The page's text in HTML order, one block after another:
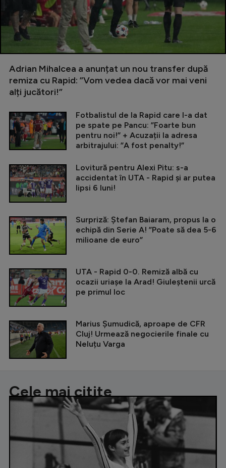
Adrian Mihalcea a anunțat un nou transfer după
remiza cu Rapid: ”Vom vedea dacă vor mai veni
alți jucători!”
Fotbalistul de la Rapid care l-a dat
pe spate pe Pancu: ”Foarte bun
pentru noi!” + Acuzații la adresa
arbitrajului: ”A fost penalty!”
Lovitură pentru Alexi Pitu: s-a
accidentat în UTA - Rapid și ar putea
lipsi 6 luni!
Surpriză: Ștefan Baiaram, propus la o
echipă din Serie A! ”Poate să dea 5-6
milioane de euro”
UTA - Rapid 0-0. Remiză albă cu
ocazii uriașe la Arad! Giuleștenii urcă
pe primul loc
Marius Șumudică, aproape de CFR
Cluj! Urmează negocierile finale cu
Neluțu Varga
Cele mai citite